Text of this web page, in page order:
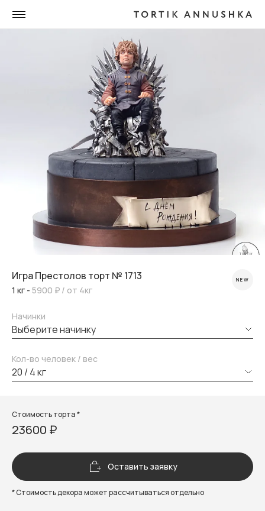
Игра Престолов торт № 1713
1 кг - 5900 ₽ / от 4кг
NEW
Начинки
выберите начинку
Кол-во человек / вес
20 / 4 кг
Стоимость торта *
23600 ₽
Оставить заявку
* Стоимость декора может рассчитываться отдельно